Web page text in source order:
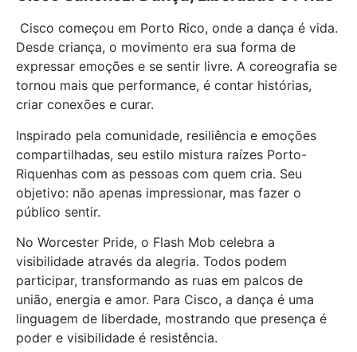
Cisco começou em Porto Rico, onde a dança é vida.
Desde criança, o movimento era sua forma de
expressar emoções e se sentir livre. A coreografia se
tornou mais que performance, é contar histórias,
criar conexões e curar.
Inspirado pela comunidade, resiliência e emoções
compartilhadas, seu estilo mistura raízes Porto-
Riquenhas com as pessoas com quem cria. Seu
objetivo: não apenas impressionar, mas fazer o
público sentir.
No Worcester Pride, o Flash Mob celebra a
visibilidade através da alegria. Todos podem
participar, transformando as ruas em palcos de
união, energia e amor. Para Cisco, a dança é uma
linguagem de liberdade, mostrando que presença é
poder e visibilidade é resistência.